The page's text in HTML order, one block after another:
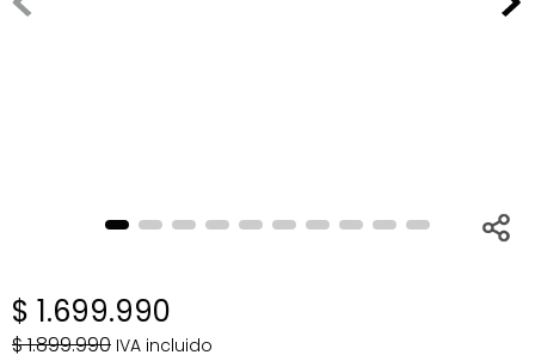
$ 1.699.990
$1.899.990 IVA incluido